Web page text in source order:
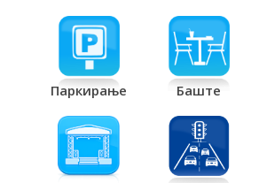
Паркирање Баште